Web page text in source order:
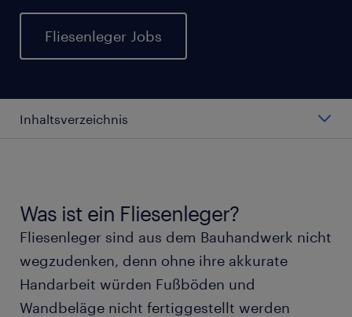
Fliesenleger Jobs
Inhaltsverzeichnis
Arten von Fliesenlegern
Gehalt eines Fliesenlegers
Diese Ausbildung benötigen Fliesenleger
Was ist ein Fliesenleger?
Fliesenleger sind aus dem Bauhandwerk nicht
wegzudenken, denn ohne ihre akkurate
Handarbeit würden Fußböden und
Wandbeläge nicht fertiggestellt werden